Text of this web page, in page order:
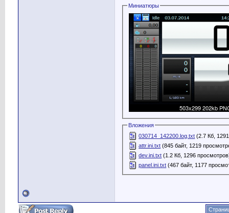
Миниатюры
Вложения
030714_142200.log.txt (2.7 Кб,
attr.ini.txt (845 байт, 1219
dev.ini.txt (1.2 Кб, 1296
panel.ini.txt (467 байт, 1177